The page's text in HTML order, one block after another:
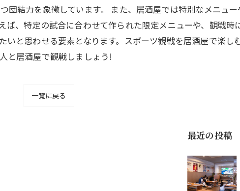
団結力を象徴しています。 また、居酒屋では特別なメニュ
、特定の試合に合わせて作られた限定メニューや、観戦時
と思わせる要素となります。スポーツ観戦を居酒屋で楽し
と居酒屋で観戦しましょう!
一覧に戻る
最近の投稿